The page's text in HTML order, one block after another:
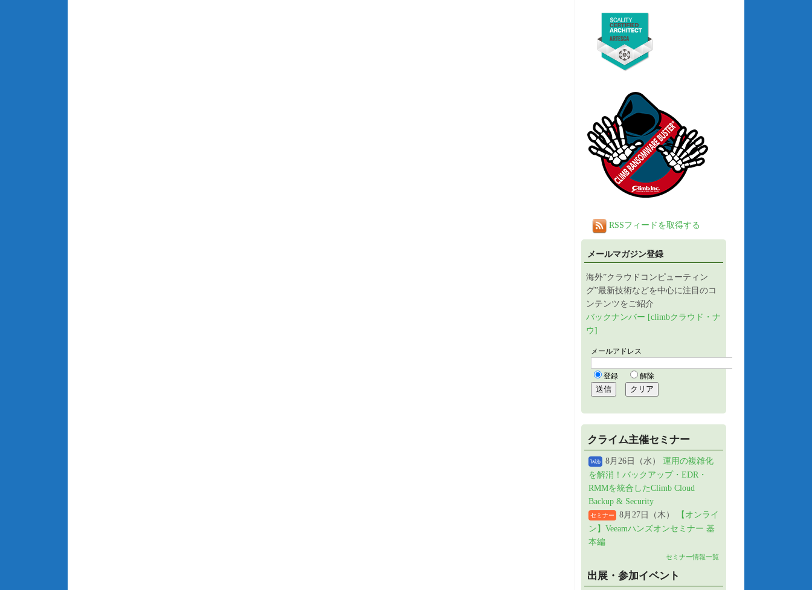
RSSフィードを取得する
メールマガジン登録
海外”クラウドコンピューティン
グ”最新技術などを中心に注目のコ
ンテンツをご紹介
バックナンバー [climbクラウド・ナ
ウ]
クライム主催セミナー
Web 8月26日（水） 運用の複雑化
を解消！バックアップ・EDR・
RMMを統合したClimb Cloud
Backup & Security
セミナー 8月27日（木）
【オンライ
ン】Veeamハンズオンセミナー 基
本編
セミナー情報一覧
出展・参加イベント